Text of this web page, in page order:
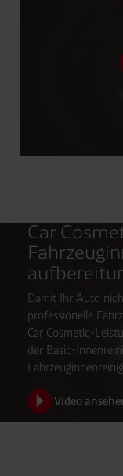
Car
Damit Ihr Auto
professionelle
Car Cosmetic-
der Basic-
Video